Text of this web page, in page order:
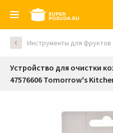
Инструменты для фруктов
Устройство для очистки
47576606 Tomorrow's